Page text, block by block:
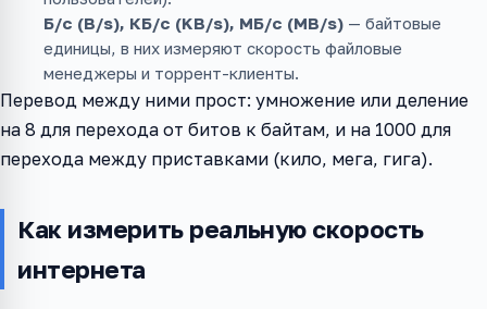
Б/с (B/s), КБ/с (KB/s), МБ/с (MB/s) — байтовые
единицы, в них измеряют скорость файловые
менеджеры и торрент-клиенты.
Перевод между ними прост: умножение или деление
на 8 для перехода от битов к байтам, и на 1000 для
перехода между приставками (кило, мега, гига).
Как измерить реальную скорость
интернета